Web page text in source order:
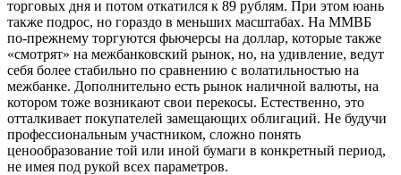
торговых дня и потом откатился к 89 рублям. При этом юань
также подрос, но гораздо в меньших масштабах. На ММВБ
по-прежнему торгуются фьючерсы на доллар, которые также
«смотрят» на межбанковский рынок, но, на удивление, ведут
себя более стабильно по сравнению с волатильностью на
межбанке. Дополнительно есть рынок наличной валюты, на
котором тоже возникают свои перекосы. Естественно, это
отталкивает покупателей замещающих облигаций. Не будучи
профессиональным участником, сложно понять
ценообразование той или иной бумаги в конкретный период,
не имея под рукой всех параметров.